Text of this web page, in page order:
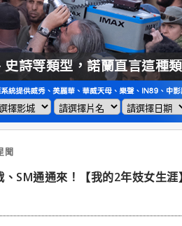
詩等類型，諾蘭直言這種
聞
、SM通通來！【我的2年妓女生